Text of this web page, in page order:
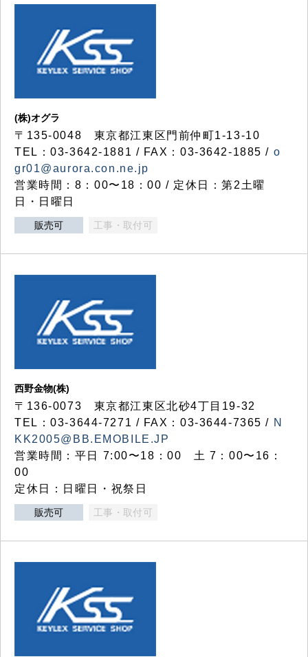
(株)オグラ
〒135-0048 東京都江東区門前仲町1-13-10
TEL：03-3642-1881 / FAX：03-3642-1885 / o
gr01@aurora.con.ne.jp
営業時間：8：00〜18：00 / 定休日：第2土曜
日・日曜日
販売可 工事・取付可
西野金物(株)
〒136-0073 東京都江東区北砂4丁目19-32
TEL：03‐3644‐7271 / FAX：03-3644-7365 / N
KK2005@BB.EMOBILE.JP
営業時間：平日 7:00〜18：00 土 7：00〜16：
00
定休日：日曜日・祝祭日
販売可 工事・取付可